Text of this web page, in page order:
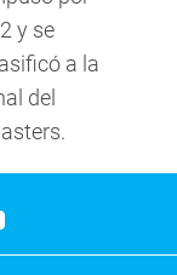
y se
a la
del